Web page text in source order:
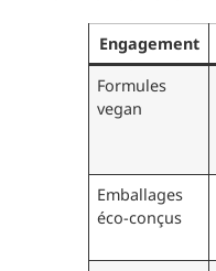
Engagement
Formules
vegan
Emballages
éco-conçus